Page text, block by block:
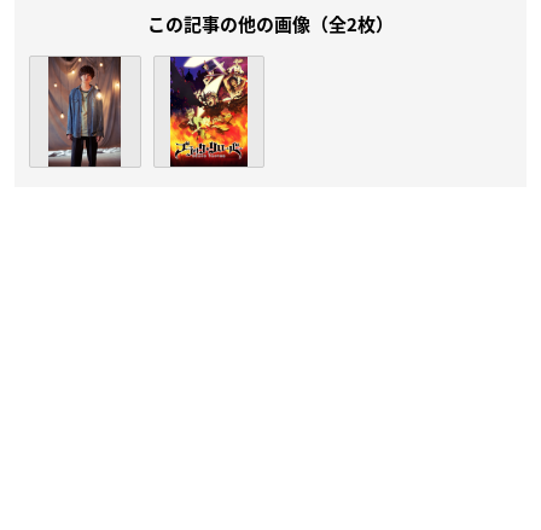
この記事の他の画像（全2枚）